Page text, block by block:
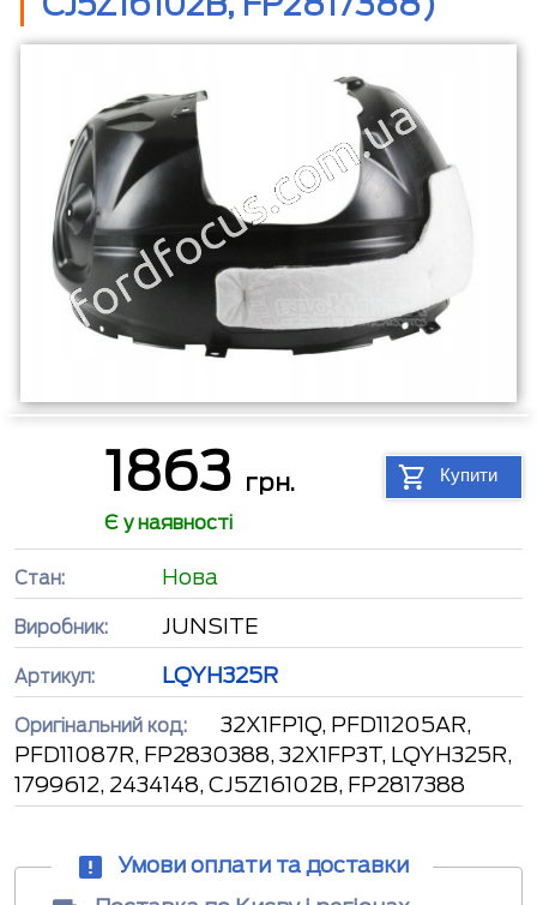
1863 грн. Купити
Є у наявності
Стан: Нова
Виробник: JUNSITE
Артикул: LQYH325R
Оригінальний код:
32X1FP1Q, PFD11205AR,
PFD11087R, FP2830388, 32X1FP3T, LQYH325R,
1799612, 2434148, CJ5Z16102B, FP2817388
Умови оплати та доставки